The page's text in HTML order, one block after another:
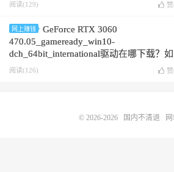
阅读(129)
网上赚钱
GeForce RTX 3060
470.05_gameready_win10-
dch_64bit_international驱动在哪下载？如
何下载
阅读(126)
© 2026-2026 国内不清退